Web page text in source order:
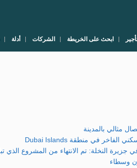
ابحث على الخريطة الشركات أدلة
من المشروع الذي تبلغ تكلفته 1.82 مليار دولار في